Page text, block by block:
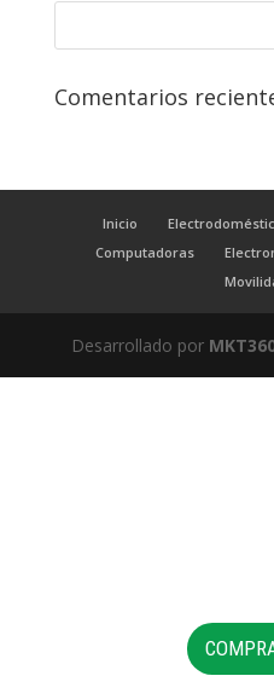
Comentarios
Inicio
Computadoras
Desarrollado por